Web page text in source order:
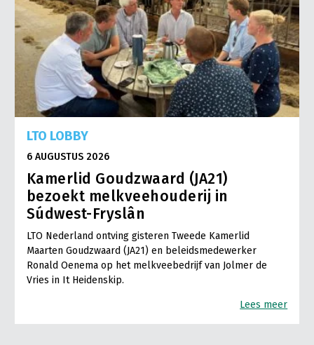
LTO LOBBY
6 AUGUSTUS 2026
Kamerlid Goudzwaard (JA21)
bezoekt melkveehouderij in
Súdwest-Fryslân
LTO Nederland ontving gisteren Tweede Kamerlid
Maarten Goudzwaard (JA21) en beleidsmedewerker
Ronald Oenema op het melkveebedrijf van Jolmer de
Vries in It Heidenskip.
Lees meer